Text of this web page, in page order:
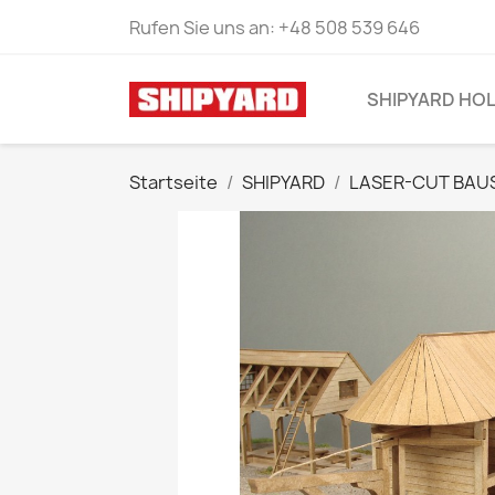
Rufen Sie uns an: +48 508 539 646
SHIPYARD
Startseite SHIPYARD LASER-CUT